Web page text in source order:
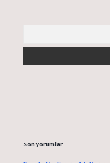
Son yorumlar